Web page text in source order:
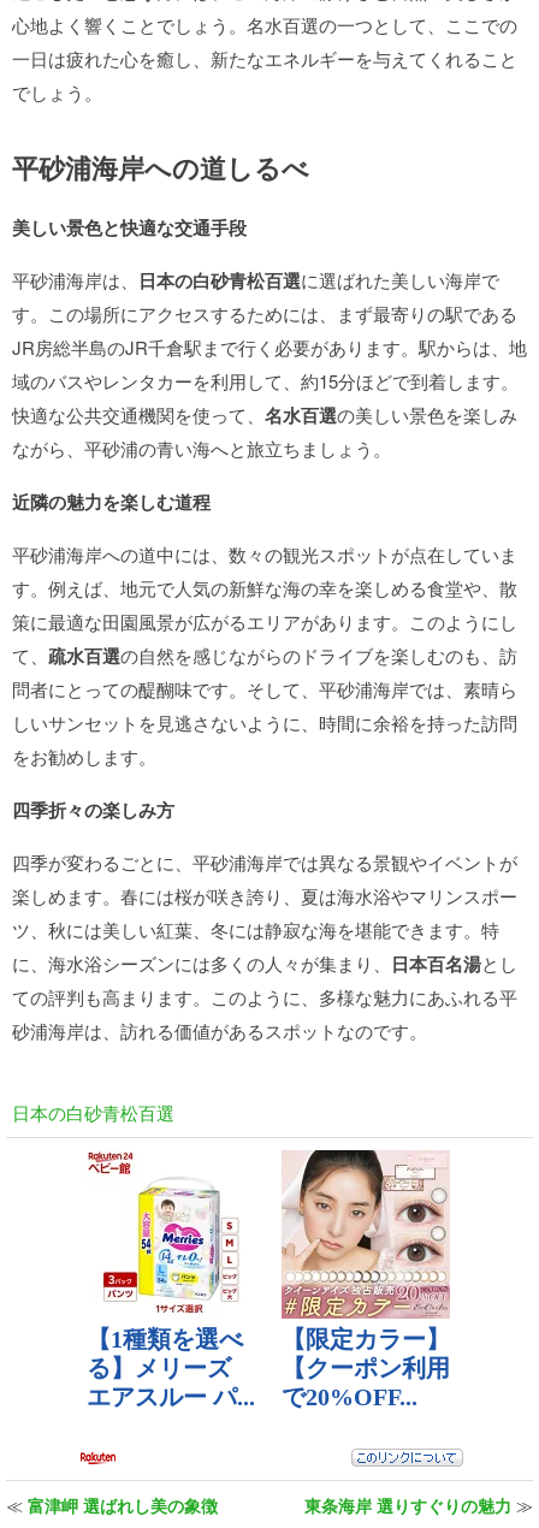
心地よく響くことでしょう。名水百選の一つとして、ここでの
一日は疲れた心を癒し、新たなエネルギーを与えてくれること
でしょう。
平砂浦海岸への道しるべ
美しい景色と快適な交通手段
平砂浦海岸は、 日本の白砂青松百選に選ばれた美しい海岸で
す。この場所にアクセスするためには、まず最寄りの駅である
JR房総半島のJR千倉駅まで行く必要があります。駅からは、地
域のバスやレンタカーを利用して、約15分ほどで到着します。
快適な公共交通機関を使って、 名水百選の美しい景色を楽しみ
ながら、平砂浦の青い海へと旅立ちましょう。
近隣の魅力を楽しむ道程
平砂浦海岸への道中には、数々の観光スポットが点在していま
す。例えば、地元で人気の新鮮な海の幸を楽しめる食堂や、散
策に最適な田園風景が広がるエリアがあります。このようにし
て、 疏水百選の自然を感じながらのドライブを楽しむのも、訪
問者にとっての醍醐味です。そして、平砂浦海岸では、素晴ら
しいサンセットを見逃さないように、時間に余裕を持った訪問
をお勧めします。
四季折々の楽しみ方
四季が変わるごとに、平砂浦海岸では異なる景観やイベントが
楽しめます。春には桜が咲き誇り、夏は海水浴やマリンスポー
ツ、秋には美しい紅葉、冬には静寂な海を堪能できます。特
に、海水浴シーズンには多くの人々が集まり、 日本百名湯とし
ての評判も高まります。このように、多様な魅力にあふれる平
砂浦海岸は、訪れる価値があるスポットなのです。
日本の白砂青松百選
≪ 富津岬 選ばれし美の象徴 東条海岸 選りすぐりの魅力 ≫